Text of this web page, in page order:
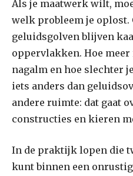
Als je maatwerk wilt,
welk probleem je oplost.
geluidsgolven blijven
oppervlakken. Hoe
nagalm en hoe slechter
iets anders dan
andere ruimte: dat gaat
constructies en kieren
In de praktijk lopen die
kunt binnen een